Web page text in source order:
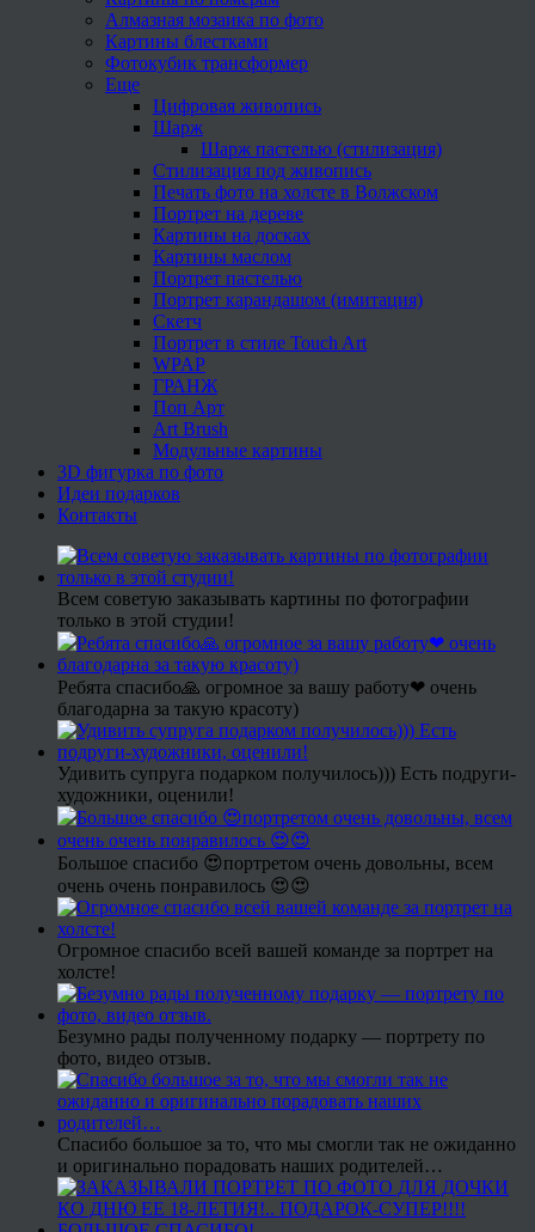
Алмазная мозаика по фото
Картины блестками
Фотокубик трансформер
Еще
Цифровая живопись
Шарж
Шарж пастелью (стилизация)
Стилизация под живопись
Печать фото на холсте в Волжском
Портрет на дереве
Картины на досках
Картины маслом
Портрет пастелью
Портрет карандашом (имитация)
Скетч
Портрет в стиле Touch Art
WPAP
ГРАНЖ
Поп Арт
Art Brush
Модульные картины
3D фигурка по фото
Идеи подарков
Контакты
Всем советую заказывать картины по фотографии
только в этой студии!
Ребята спасибо🙏 огромное за вашу работу❤ очень
благодарна за такую красоту)
Удивить супруга подарком получилось))) Есть подруги-
художники, оценили!
Большое спасибо 😍портретом очень довольны, всем
очень очень понравилось 😍😍
Огромное спасибо всей вашей команде за портрет на
холсте!
Безумно рады полученному подарку — портрету по
фото, видео отзыв.
Спасибо большое за то, что мы смогли так не ожиданно
и оригинально порадовать наших родителей…